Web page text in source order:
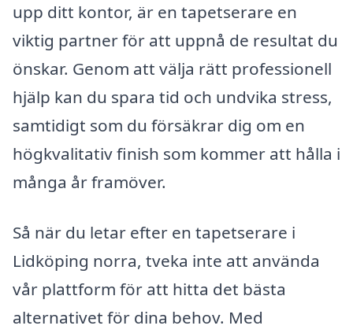
upp ditt kontor, är en tapetserare en
viktig partner för att uppnå de resultat du
önskar. Genom att välja rätt professionell
hjälp kan du spara tid och undvika stress,
samtidigt som du försäkrar dig om en
högkvalitativ finish som kommer att hålla i
många år framöver.
Så när du letar efter en tapetserare i
Lidköping norra, tveka inte att använda
vår plattform för att hitta det bästa
alternativet för dina behov. Med